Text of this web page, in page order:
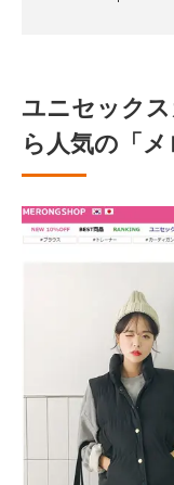
ユニセック
ら人気の「メ